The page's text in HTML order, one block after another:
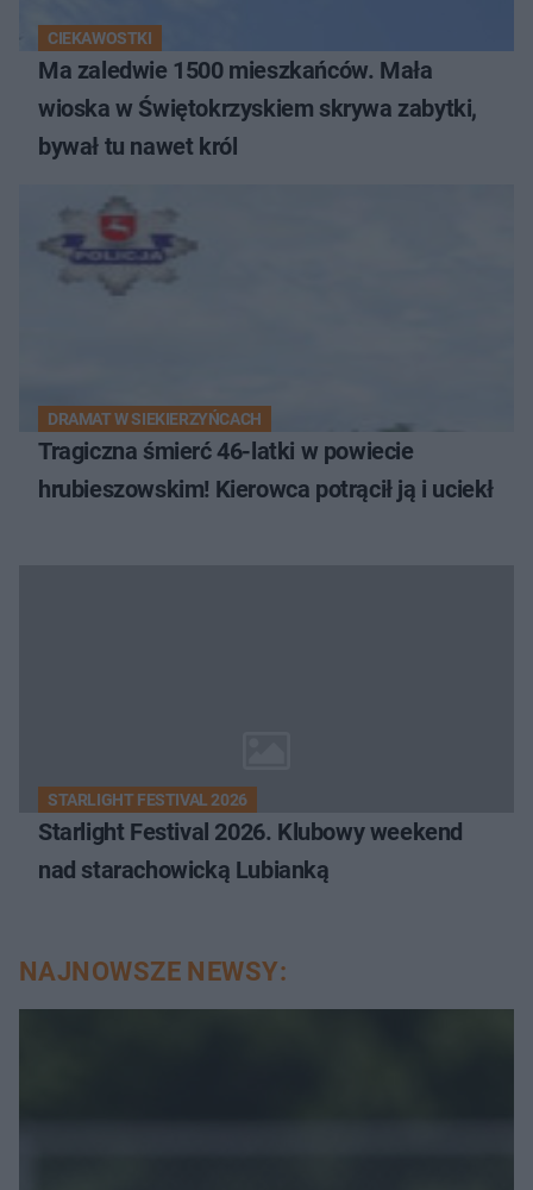
CIEKAWOSTKI
Ma zaledwie 1500 mieszkańców. Mała
wioska w Świętokrzyskiem skrywa zabytki,
bywał tu nawet król
DRAMAT W SIEKIERZYŃCACH
Tragiczna śmierć 46-latki w powiecie
hrubieszowskim! Kierowca potrącił ją i uciekł
STARLIGHT FESTIVAL 2026
Starlight Festival 2026. Klubowy weekend
nad starachowicką Lubianką
NAJNOWSZE NEWSY: